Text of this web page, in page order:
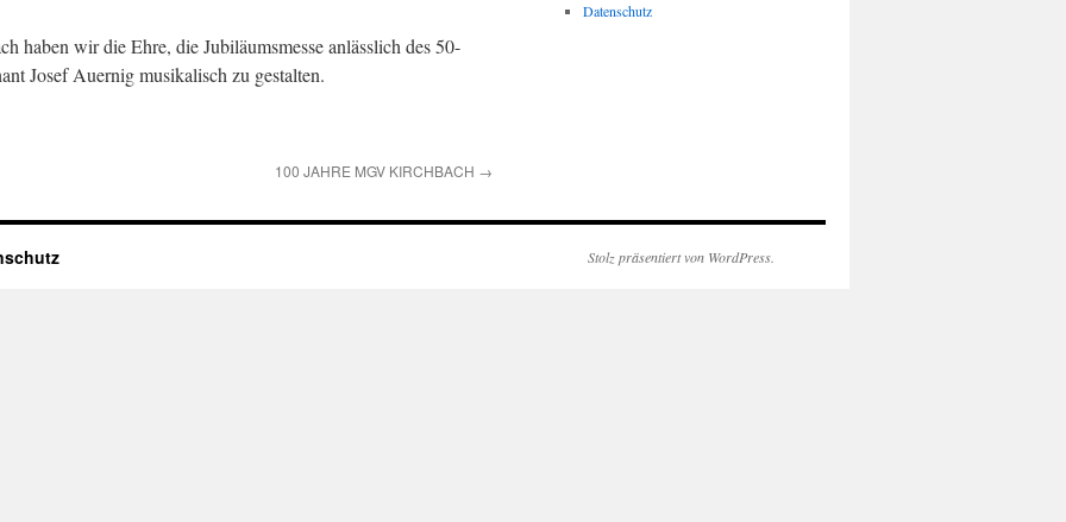
haben wir die Ehre, die Jubiläumsmesse anlässlich des 50-
Josef Auernig musikalisch zu gestalten.
100 JAHRE MGV KIRCHBACH →
Datenschutz
Stolz präsentiert von WordPress.